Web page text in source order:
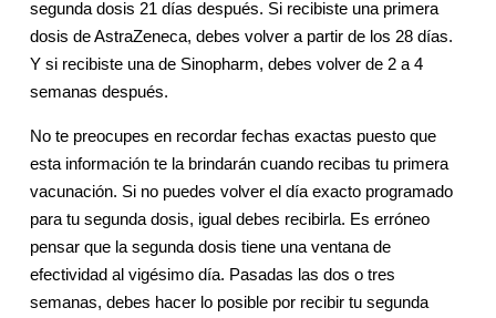
segunda dosis 21 días después. Si recibiste una primera
dosis de AstraZeneca, debes volver a partir de los 28 días.
Y si recibiste una de Sinopharm, debes volver de 2 a 4
semanas después.
No te preocupes en recordar fechas exactas puesto que
esta información te la brindarán cuando recibas tu primera
vacunación. Si no puedes volver el día exacto programado
para tu segunda dosis, igual debes recibirla. Es erróneo
pensar que la segunda dosis tiene una ventana de
efectividad al vigésimo día. Pasadas las dos o tres
semanas, debes hacer lo posible por recibir tu segunda